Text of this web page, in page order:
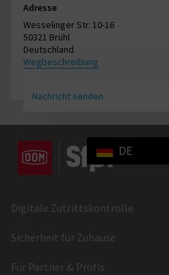
Adresse
Wesselinger Str. 10-16
50321 Brühl
Deutschland
Wegbeschreibung
Nachricht senden
DE
Digitale Zutrittskontrolle
Sicherheit für Zuhause
Für Partner & Profis